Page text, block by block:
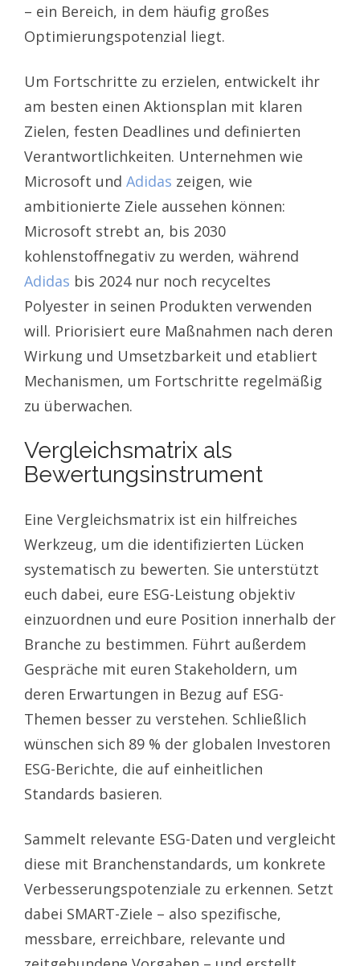
– ein Bereich, in dem häufig großes
Optimierungspotenzial liegt.
Um Fortschritte zu erzielen, entwickelt ihr
am besten einen Aktionsplan mit klaren
Zielen, festen Deadlines und definierten
Verantwortlichkeiten. Unternehmen wie
Microsoft und Adidas zeigen, wie
ambitionierte Ziele aussehen können:
Microsoft strebt an, bis 2030
kohlenstoffnegativ zu werden, während
Adidas bis 2024 nur noch recyceltes
Polyester in seinen Produkten verwenden
will. Priorisiert eure Maßnahmen nach deren
Wirkung und Umsetzbarkeit und etabliert
Mechanismen, um Fortschritte regelmäßig
zu überwachen.
Vergleichsmatrix als
Bewertungsinstrument
Eine Vergleichsmatrix ist ein hilfreiches
Werkzeug, um die identifizierten Lücken
systematisch zu bewerten. Sie unterstützt
euch dabei, eure ESG-Leistung objektiv
einzuordnen und eure Position innerhalb der
Branche zu bestimmen. Führt außerdem
Gespräche mit euren Stakeholdern, um
deren Erwartungen in Bezug auf ESG-
Themen besser zu verstehen. Schließlich
wünschen sich 89 % der globalen Investoren
ESG-Berichte, die auf einheitlichen
Standards basieren.
Sammelt relevante ESG-Daten und vergleicht
diese mit Branchenstandards, um konkrete
Verbesserungspotenziale zu erkennen. Setzt
dabei SMART-Ziele – also spezifische,
messbare, erreichbare, relevante und